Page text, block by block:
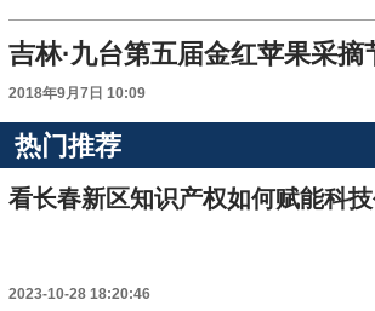
吉林·九台第五届金红苹果采摘
2018年9月7日 10:09
热门推荐
看长春新区知识产权如何赋能科
2023-10-28 18:20:46